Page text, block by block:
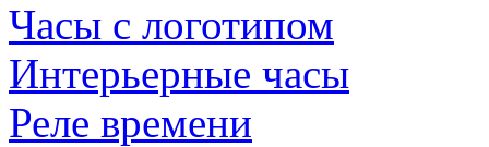
Часы с логотипом
Интерьерные часы
Реле времени